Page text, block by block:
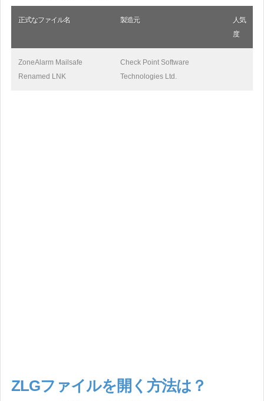
正式なファイル名 製造元
人気
度
ZoneAlarm Mailsafe
Renamed LNK
Check Point Software
Technologies Ltd.
ZLGファイルを開く方法は？